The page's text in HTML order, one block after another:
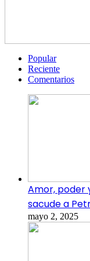
Popular
Reciente
Comentarios
Amor, poder
sacude a
mayo 2, 2025